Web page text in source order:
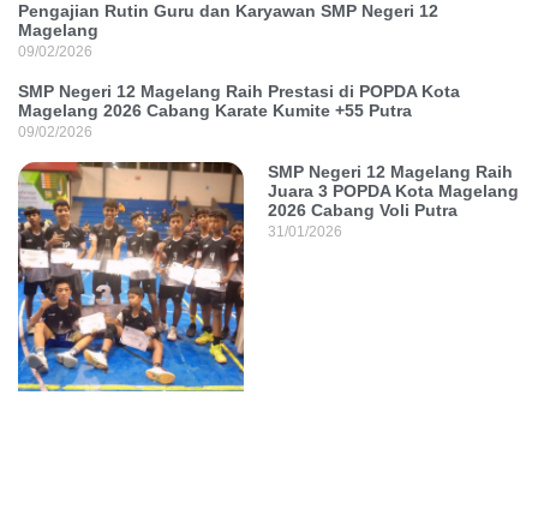
Pengajian Rutin Guru dan Karyawan SMP Negeri 12
Magelang
09/02/2026
SMP Negeri 12 Magelang Raih Prestasi di POPDA Kota
Magelang 2026 Cabang Karate Kumite +55 Putra
09/02/2026
SMP Negeri 12 Magelang Raih
Juara 3 POPDA Kota Magelang
2026 Cabang Voli Putra
31/01/2026